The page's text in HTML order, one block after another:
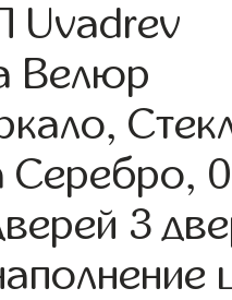
Uvadrev
Велюр
3